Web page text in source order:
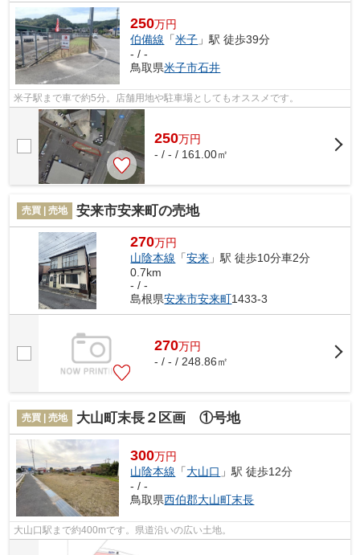
250万円
伯備線 「米子 」駅 徒歩39分
- / -
鳥取県米子市石井
米子駅まで車で約5分。店舗用地や駐車場としてもオススメです。
250万円
- / - / 161.00㎡
売買 | 売地 安来市安来町の売地
270万円
山陰本線 「安来 」駅 徒歩10分車2分
0.7km
- / -
島根県安来市安来町1433-3
270万円
- / - / 248.86㎡
売買 | 売地 大山町末長２区画 ①号地
300万円
山陰本線 「大山口 」駅 徒歩12分
- / -
鳥取県西伯郡大山町末長
大山口駅まで約400mです。県道沿いの広い土地。